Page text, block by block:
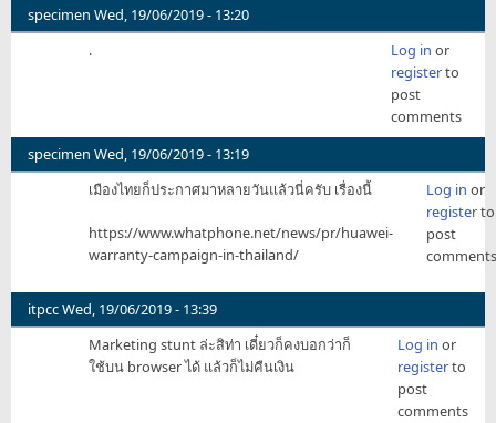
specimen Wed, 19/06/2019 - 13:20
.
Log in or
registerto
post
comments
specimen Wed, 19/06/2019 - 13:19
เมืองไทยก็ประกาศมาหลายวันแล้วนี่ครับ เรื่องนี้
https://www.whatphone.net/news/pr/huawei-
warranty-campaign-in-thailand/
Log in or
registerto
post
comments
itpccWed, 19/06/2019 - 13:39
Marketing stunt ล่ะสิท่า เดี๋ยวก็คงบอกว่าก็
ใช้บน browser ได้ แล้วก็ไม่คืนเงิน
Log in or
registerto
post
comments